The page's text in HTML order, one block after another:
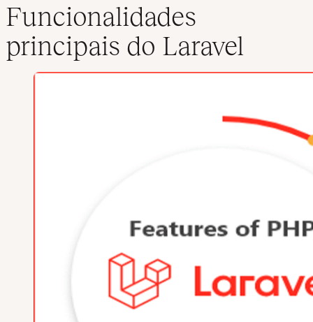
Funcionalidades
principais do Laravel